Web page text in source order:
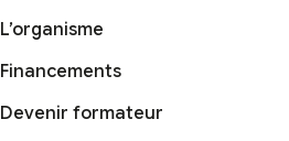
L’organisme
Financements
Devenir formateur